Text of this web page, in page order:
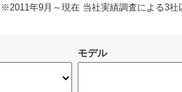
※2011年9月～現在 当社実績調査による3社
モデル